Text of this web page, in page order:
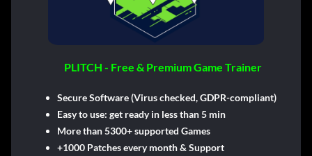
PLITCH - Free & Premium Game Trainer
Secure Software (Virus checked, GDPR-compliant)
Easy to use: get ready in less than 5 min
More than 5300+ supported Games
+1000 Patches every month & Support